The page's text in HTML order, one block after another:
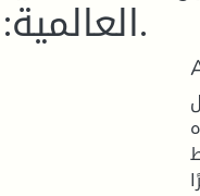
العالمية: الصين نموذجا.